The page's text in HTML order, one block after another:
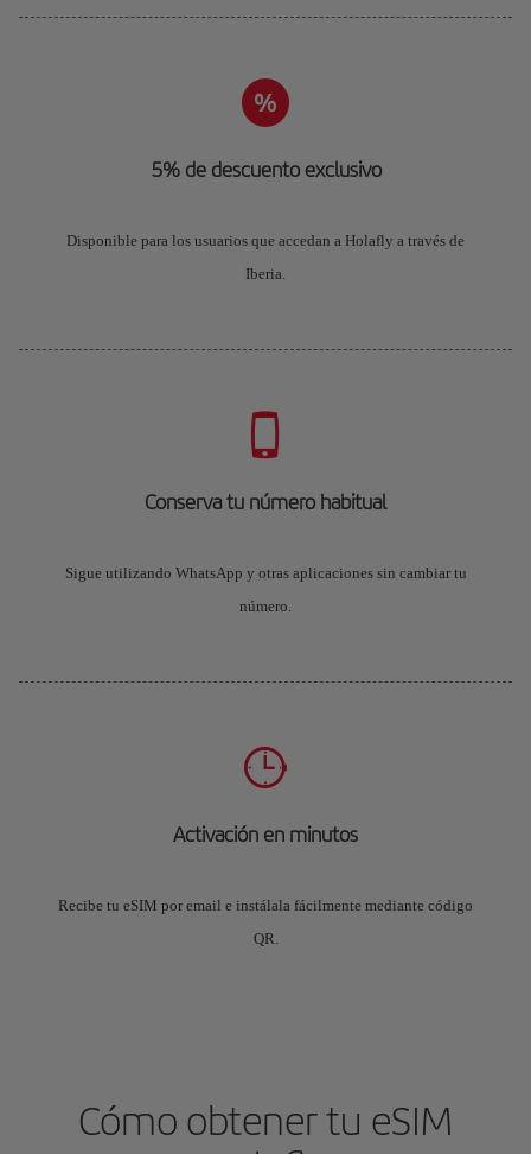
5% de descuento exclusivo
Disponible para los usuarios que accedan a Holafly a través de
Iberia.
Conserva tu número habitual
Sigue utilizando WhatsApp y otras aplicaciones sin cambiar tu
número.
Activación en minutos
Recibe tu eSIM por email e instálala fácilmente mediante código
QR.
Cómo obtener tu eSIM